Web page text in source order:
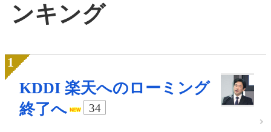
ンキング
KDDI 楽天へのローミング
終了へ
34